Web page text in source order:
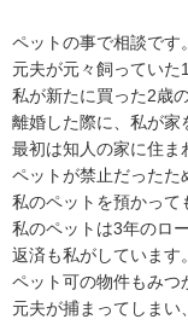
ペットの事で相談です。
元夫が元々飼っていた
私が新たに買った2歳
離婚した際に、私が家
最初は知人の家に住ま
ペットが禁止だったた
私のペットを預かって
私のペットは3年のロ
返済も私がしています
ペット可の物件もみつ
元夫が捕まってしまい